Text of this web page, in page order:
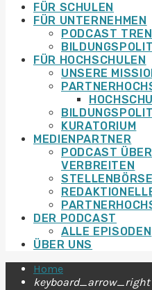
FÜR SCHULEN
FÜR UNTERNEHMEN
PODCAST
FÜR HOCHSCHULEN
UNSERE
KURATORIUM
MEDIENPARTNER
PODCAST
VERBREITEN
DER PODCAST
ALLE EPISODEN
ÜBER UNS
Home
keyboard_arrow_right